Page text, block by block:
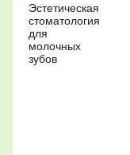
Эстетическая
стоматология
для
молочных
зубов